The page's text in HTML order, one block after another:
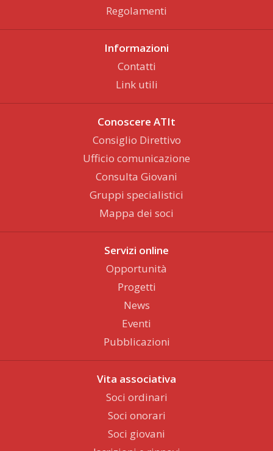
Regolamenti
Informazioni
Contatti
Link utili
Conoscere ATIt
Consiglio Direttivo
Ufficio comunicazione
Consulta Giovani
Gruppi specialistici
Mappa dei soci
Servizi online
Opportunità
Progetti
News
Eventi
Pubblicazioni
Vita associativa
Soci ordinari
Soci onorari
Soci giovani